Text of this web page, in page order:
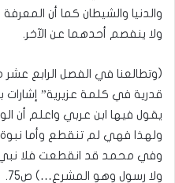
والدنيا والشيطان كما أن
ولا ينفصم أحدهما عن الآخر.
(وتطالعنا في الفصل الرابع
قدرية في كلمة عزيرية” إشارات
يقول فيها ابن عربي واعلم أن
ولهذا فهي لم تنقطع وأما
وفي محمد قد انقطعت فلا
ولا رسول وهو المشرع…) ص75.